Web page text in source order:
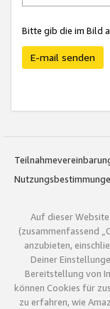
Bitte gib die im Bild
E-mail senden
Auf dieser
(zusammenfassend
anzubieten,
Deiner
Bereitstellung von
können Cookies für
zu erfahren, wie